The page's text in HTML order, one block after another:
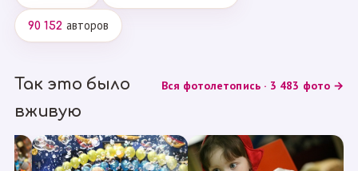
90 152 авторов
Так это было
вживую
Вся фотолетопись · 3 483 фото →